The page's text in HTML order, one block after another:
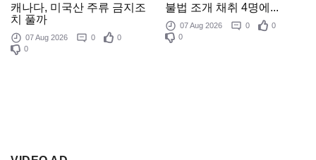
캐나다, 미국산 주류 금지조
치 풀까
07 Aug 2026 0
0
0
불법 조개 채취 4명에...
07 Aug 2026 0
0
0